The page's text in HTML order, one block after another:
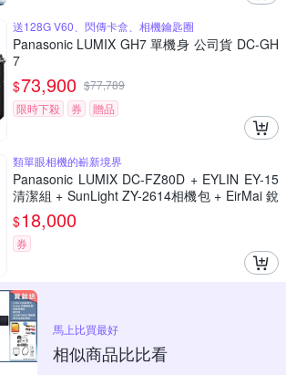
送128G V60、閃傳卡盒、相機鑰匙圈
Panasonic LUMIX GH7 單機身 公司貨 DC-GH
7
$73,900 $77,789
限時下殺
券 贈品
類單眼相機的嶄新境界
Panasonic LUMIX DC-FZ80D + EYLIN EY-15
清潔組 + SunLight ZY-2614相機包 + EirMai 銳
瑪 HD-100C電子除濕卡 FZ80D (公司貨)
$18,000
券
馬上比買最好
相似商品比比看